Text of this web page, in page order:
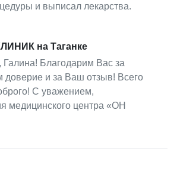
и выписал лекарства.
на Таганке
Галина! Благодарим Вас за
доверие и за Ваш отзыв! Всего
С уважением,
медицинского центра «ОН